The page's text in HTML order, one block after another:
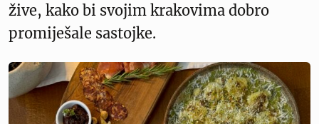
žive, kako bi svojim krakovima dobro
promiješale sastojke.